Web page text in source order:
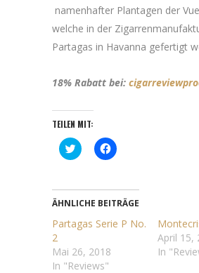
namenhafter Plantagen der
welche in der
Partagas in Havanna gefertigt
18% Rabatt bei:
TEILEN MIT:
Klick,
um
teilen
(Wird
in
neuem
Fenster
Klick,
um
teilen
(Wird
in
neuem
Fenster
ÄHNLICHE BEITRÄGE
Partagas Serie P No.
2
Mai 26, 2018
In "Reviews"
April 15,
In